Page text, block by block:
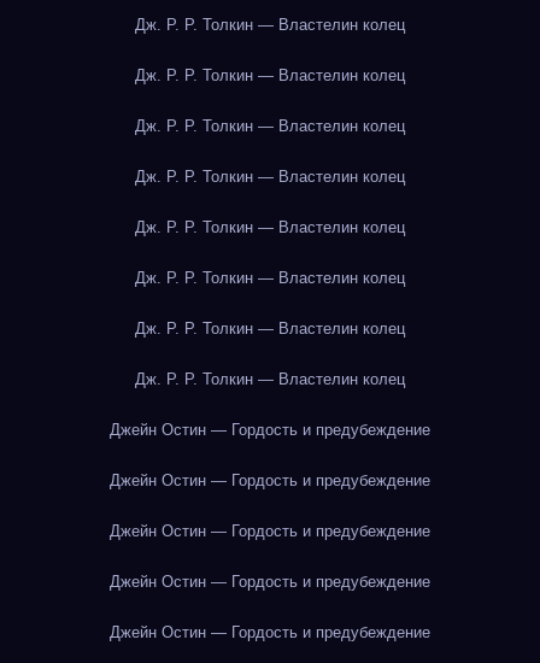
Дж. Р. Р. Толкин — Властелин колец
Дж. Р. Р. Толкин — Властелин колец
Дж. Р. Р. Толкин — Властелин колец
Дж. Р. Р. Толкин — Властелин колец
Дж. Р. Р. Толкин — Властелин колец
Дж. Р. Р. Толкин — Властелин колец
Дж. Р. Р. Толкин — Властелин колец
Дж. Р. Р. Толкин — Властелин колец
Джейн Остин — Гордость и предубеждение
Джейн Остин — Гордость и предубеждение
Джейн Остин — Гордость и предубеждение
Джейн Остин — Гордость и предубеждение
Джейн Остин — Гордость и предубеждение